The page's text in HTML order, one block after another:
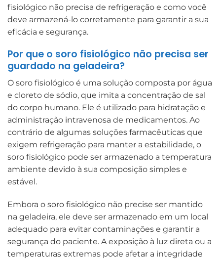
fisiológico não precisa de refrigeração e como você
deve armazená-lo corretamente para garantir a sua
eficácia e segurança.
Por que o soro fisiológico não precisa ser
guardado na geladeira?
O soro fisiológico é uma solução composta por água
e cloreto de sódio, que imita a concentração de sal
do corpo humano. Ele é utilizado para hidratação e
administração intravenosa de medicamentos. Ao
contrário de algumas soluções farmacêuticas que
exigem refrigeração para manter a estabilidade, o
soro fisiológico pode ser armazenado a temperatura
ambiente devido à sua composição simples e
estável.
Embora o soro fisiológico não precise ser mantido
na geladeira, ele deve ser armazenado em um local
adequado para evitar contaminações e garantir a
segurança do paciente. A exposição à luz direta ou a
temperaturas extremas pode afetar a integridade